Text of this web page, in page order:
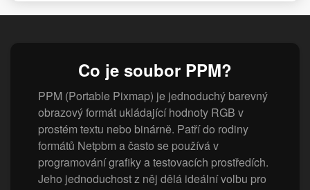
Co je soubor PPM?
PPM (Portable Pixmap) je jednoduchý barevný
obrazový formát ukládající hodnoty RGB v
prostém textu nebo binárně. Patří do rodiny
formátů Netpbm a často se používá v
programování grafiky a testovacích prostředích.
Jeho jednoduchost z něj dělá ideální volbu pro